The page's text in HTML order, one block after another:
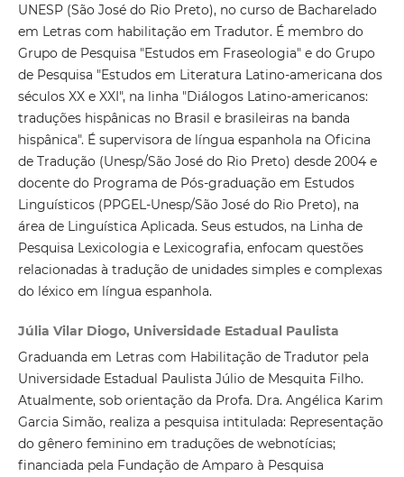
UNESP (São José do Rio Preto), no curso de Bacharelado
em Letras com habilitação em Tradutor. É membro do
Grupo de Pesquisa "Estudos em Fraseologia" e do Grupo
de Pesquisa "Estudos em Literatura Latino-americana dos
séculos XX e XXI", na linha "Diálogos Latino-americanos:
traduções hispânicas no Brasil e brasileiras na banda
hispânica". É supervisora de língua espanhola na Oficina
de Tradução (Unesp/São José do Rio Preto) desde 2004 e
docente do Programa de Pós-graduação em Estudos
Linguísticos (PPGEL-Unesp/São José do Rio Preto), na
área de Linguística Aplicada. Seus estudos, na Linha de
Pesquisa Lexicologia e Lexicografia, enfocam questões
relacionadas à tradução de unidades simples e complexas
do léxico em língua espanhola.
Júlia Vilar Diogo, Universidade Estadual Paulista
Graduanda em Letras com Habilitação de Tradutor pela
Universidade Estadual Paulista Júlio de Mesquita Filho.
Atualmente, sob orientação da Profa. Dra. Angélica Karim
Garcia Simão, realiza a pesquisa intitulada: Representação
do gênero feminino em traduções de webnotícias;
financiada pela Fundação de Amparo à Pesquisa